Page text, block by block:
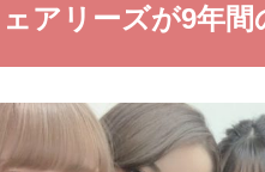
アリーズが9年